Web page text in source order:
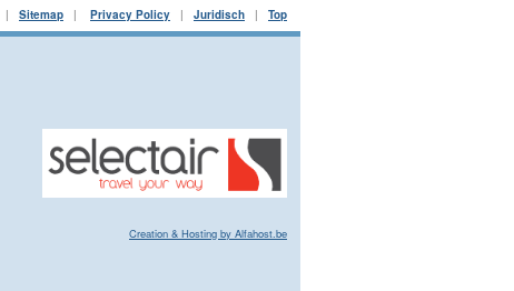
| Sitemap | Privacy Policy | Juridisch | Top
Creation & Hosting by Alfahost.be